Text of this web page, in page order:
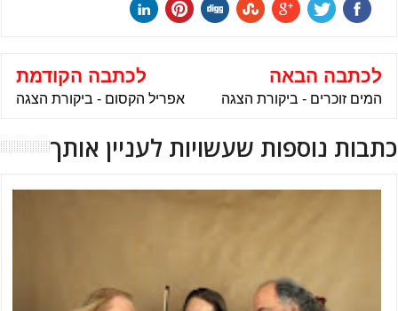
לכתבה הבאה
המים זוכרים - ביקורת הצגה
לכתבה הקודמת
אפריל הקסום - ביקורת הצגה
כתבות נוספות שעשויות לעניין אותך